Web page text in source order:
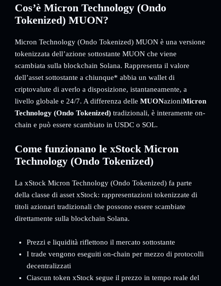
Cos’è Micron Technology (Ondo
Tokenized) MUON?
Micron Technology (Ondo Tokenized) MUON è una versione
tokenizzata dell’azione sottostante MUON che viene
scambiata sulla blockchain Solana. Rappresenta il valore
dell’asset sottostante a chiunque* abbia un wallet di
criptovalute di averlo a disposizione, istantaneamente, a
livello globale e 24/7. A differenza delle MUONazioniMicron
Technology (Ondo Tokenized) tradizionali, è interamente on-
chain e può essere scambiato in USDC o SOL.
Come funzionano le xStock Micron
Technology (Ondo Tokenized)
La xStock Micron Technology (Ondo Tokenized) fa parte
della classe di asset xStock: rappresentazioni tokenizzate di
titoli azionari tradizionali che possono essere scambiate
direttamente sulla blockchain Solana.
Prezzi e liquidità riflettono il mercato sottostante
I trade vengono eseguiti on-chain per mezzo di protocolli
decentralizzati
Ciascun token xStock segue il prezzo in tempo reale del